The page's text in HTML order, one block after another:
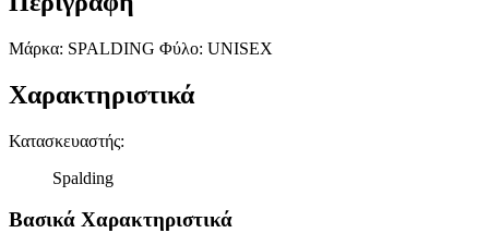
Μάρκα: SPALDING Φύλο: UNISEX
Χαρακτηριστικά
Κατασκευαστής:
Spalding
Βασικά Χαρακτηριστικά